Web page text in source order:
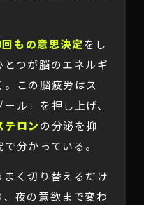
もの意思決定をし
つが脳のエネルギ
この脳疲労はス
ル」を押し上げ、
テロンの分泌を抑
分かっている。
く切り替えるだけ
夜の意欲まで変わ